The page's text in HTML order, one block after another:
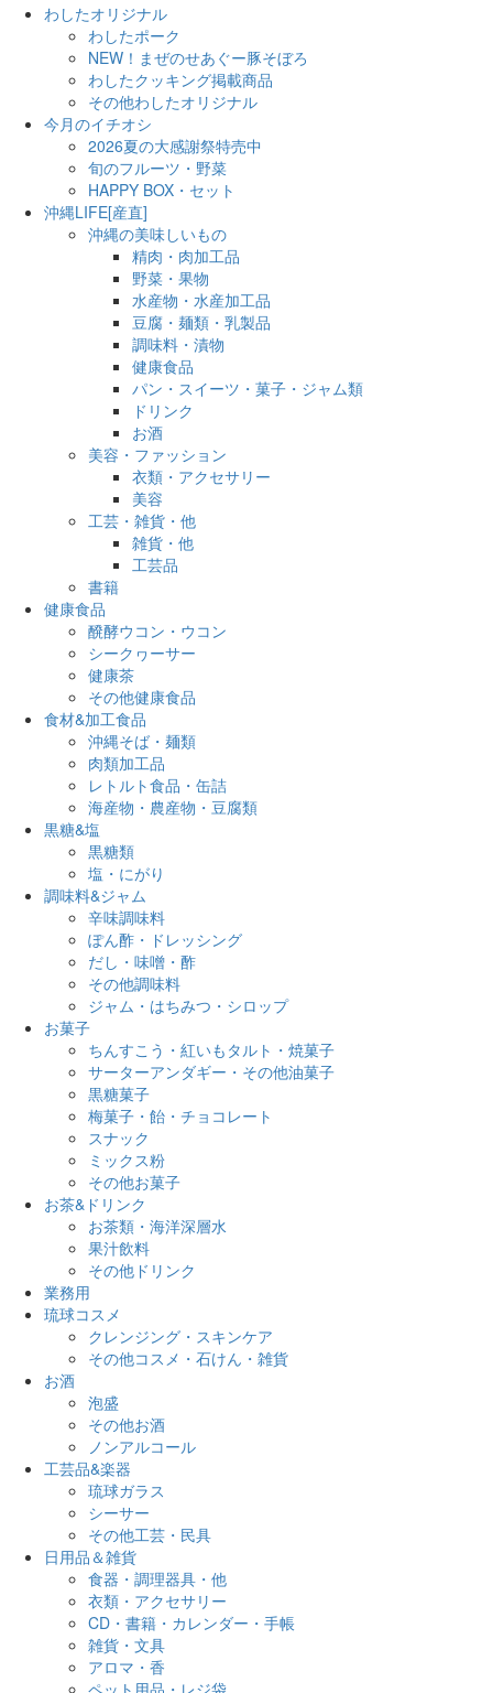
わしたオリジナル
わしたポーク
NEW！まぜのせあぐー豚そぼろ
わしたクッキング掲載商品
その他わしたオリジナル
今月のイチオシ
2026夏の大感謝祭特売中
旬のフルーツ・野菜
HAPPY BOX・セット
沖縄LIFE[産直]
沖縄の美味しいもの
精肉・肉加工品
野菜・果物
水産物・水産加工品
豆腐・麺類・乳製品
調味料・漬物
健康食品
パン・スイーツ・菓子・ジャム類
ドリンク
お酒
美容・ファッション
衣類・アクセサリー
美容
工芸・雑貨・他
雑貨・他
工芸品
書籍
健康食品
醗酵ウコン・ウコン
シークヮーサー
健康茶
その他健康食品
食材&加工食品
沖縄そば・麺類
肉類加工品
レトルト食品・缶詰
海産物・農産物・豆腐類
黒糖&塩
黒糖類
塩・にがり
調味料&ジャム
辛味調味料
ぽん酢・ドレッシング
だし・味噌・酢
その他調味料
ジャム・はちみつ・シロップ
お菓子
ちんすこう・紅いもタルト・焼菓子
サーターアンダギー・その他油菓子
黒糖菓子
梅菓子・飴・チョコレート
スナック
ミックス粉
その他お菓子
お茶&ドリンク
お茶類・海洋深層水
果汁飲料
その他ドリンク
業務用
琉球コスメ
クレンジング・スキンケア
その他コスメ・石けん・雑貨
お酒
泡盛
その他お酒
ノンアルコール
工芸品&楽器
琉球ガラス
シーサー
その他工芸・民具
日用品＆雑貨
食器・調理器具・他
衣類・アクセサリー
CD・書籍・カレンダー・手帳
雑貨・文具
アロマ・香
ペット用品・レジ袋